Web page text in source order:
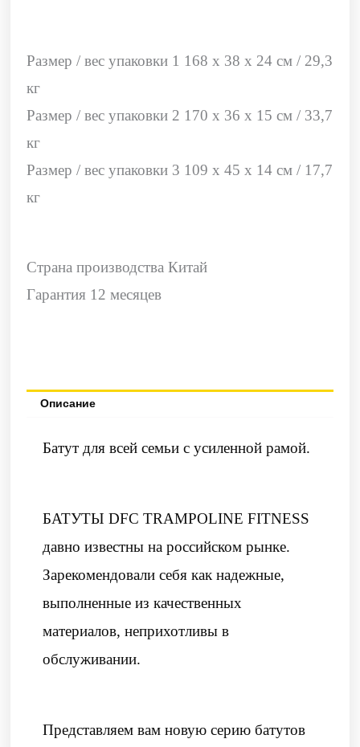
Размер / вес упаковки 1 168 х 38 х 24 см / 29,3
кг
Размер / вес упаковки 2 170 х 36 х 15 см / 33,7
кг
Размер / вес упаковки 3 109 х 45 х 14 см / 17,7
кг
Страна производства Китай
Гарантия 12 месяцев
Описание
Батут для всей семьи с усиленной рамой.
БАТУТЫ DFC TRAMPOLINE FITNESS
давно известны на российском рынке.
Зарекомендовали себя как надежные,
выполненные из качественных
материалов, неприхотливы в
обслуживании.
Представляем вам новую серию батутов